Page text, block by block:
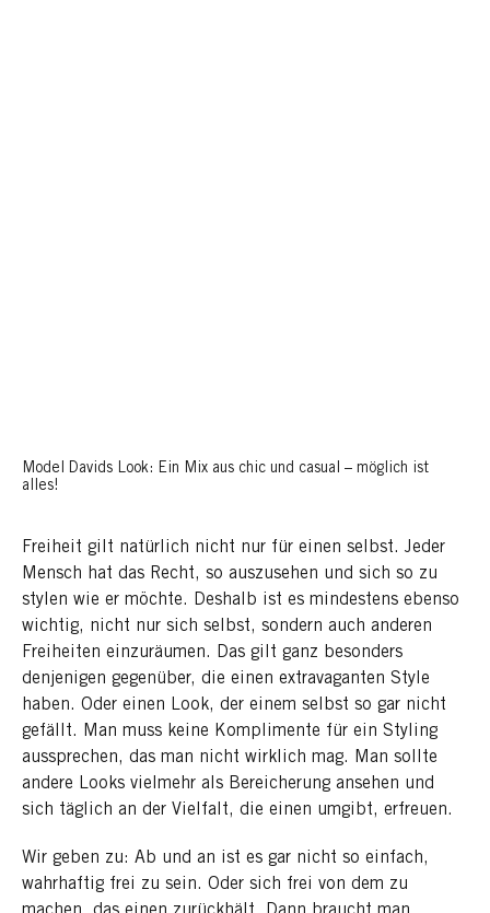
Model Davids Look: Ein Mix aus chic und casual – möglich ist
alles!
Freiheit gilt natürlich nicht nur für einen selbst. Jeder
Mensch hat das Recht, so auszusehen und sich so zu
stylen wie er möchte. Deshalb ist es mindestens ebenso
wichtig, nicht nur sich selbst, sondern auch anderen
Freiheiten einzuräumen. Das gilt ganz besonders
denjenigen gegenüber, die einen extravaganten Style
haben. Oder einen Look, der einem selbst so gar nicht
gefällt. Man muss keine Komplimente für ein Styling
aussprechen, das man nicht wirklich mag. Man sollte
andere Looks vielmehr als Bereicherung ansehen und
sich täglich an der Vielfalt, die einen umgibt, erfreuen.
Wir geben zu: Ab und an ist es gar nicht so einfach,
wahrhaftig frei zu sein. Oder sich frei von dem zu